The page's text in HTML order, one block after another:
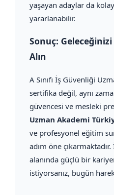
yaşayan adaylar da
yararlanabilir.
Sonuç:
Alın
A Sınıfı İş Güvenliği
sertifika değil, aynı
güvencesi ve mesleki
Uzman Akademi
ve profesyonel eğitim
adım öne
alanında güçlü bir
istiyorsanız, bugün